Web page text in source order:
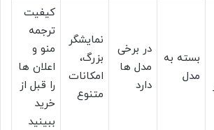
بسته به
مدل
در برخی
مدل ها
دارد
نمایشگر
بزرگ،
امکانات
متنوع
کیفیت
ترجمه
منو و
اعلان ها
را قبل از
خرید
ببینید